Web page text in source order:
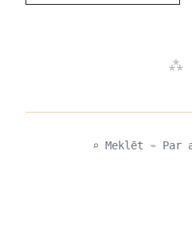
⌕ Meklēt ⌁ Par